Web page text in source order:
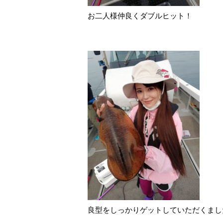
お二人様仲良くダブルヒット！
良型をしっかりゲットしていただくま